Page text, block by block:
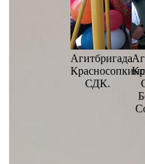
Агитбригада
СДК.